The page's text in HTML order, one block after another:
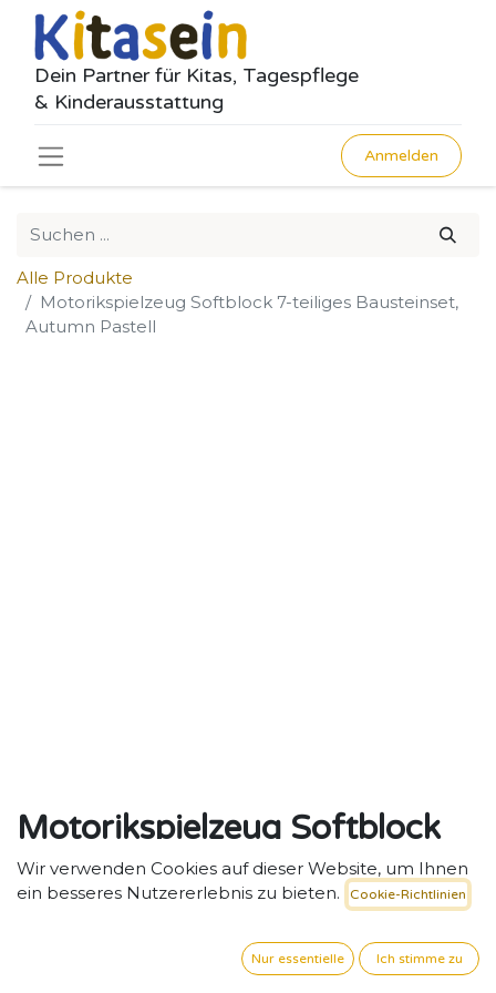
Dein Partner für Kitas, Tagespflege
& Kinderausstattung
Anmelden
Alle Produkte
Motorikspielzeug Softblock 7-teiliges Bausteinset,
Autumn Pastell
Motorikspielzeug Softblock
7-teiliges Bausteinset,
Autumn Pastell
Softblock-Bausteinset in warmen Herbsttönen –
Bewegung, Spiel und Fantasie.
Wir verwenden Cookies auf dieser Website, um Ihnen
ein besseres Nutzererlebnis zu bieten.
Cookie-Richtlinien
Nur essentielle Ich stimme zu